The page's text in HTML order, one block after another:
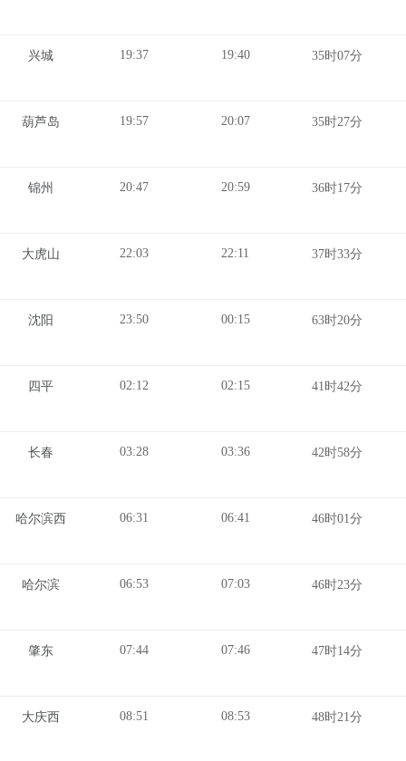
兴城 19:37 19:40 35时07分
葫芦岛 19:57 20:07 35时27分
锦州 20:47 20:59 36时17分
大虎山 22:03 22:11 37时33分
沈阳 23:50 00:15 63时20分
四平 02:12 02:15 41时42分
长春 03:28 03:36 42时58分
哈尔滨西 06:31 06:41 46时01分
哈尔滨 06:53 07:03 46时23分
肇东 07:44 07:46 47时14分
大庆西 08:51 08:53 48时21分